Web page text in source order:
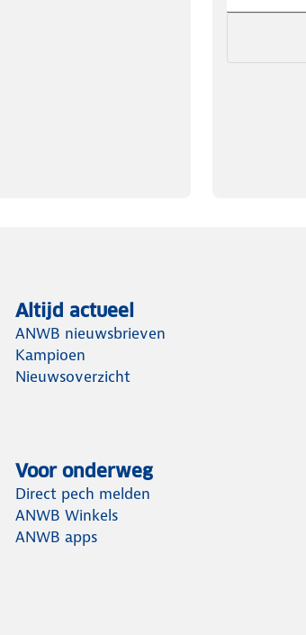
Altijd actueel
ANWB nieuwsbrieven
Kampioen
Nieuwsoverzicht
Voor onderweg
Direct pech melden
ANWB Winkels
ANWB apps